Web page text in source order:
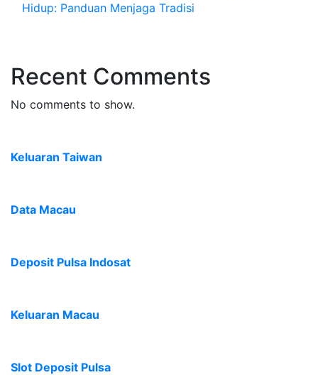
Hidup: Panduan Menjaga Tradisi
Recent Comments
No comments to show.
Keluaran Taiwan
Data Macau
Deposit Pulsa Indosat
Keluaran Macau
Slot Deposit Pulsa